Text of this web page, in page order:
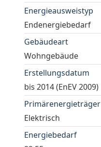
Energieausweistyp
Endenergiebedarf
Gebäudeart
Wohngebäude
Erstellungsdatum
bis 2014 (EnEV 2009)
Primärenergieträger
Elektrisch
Energiebedarf